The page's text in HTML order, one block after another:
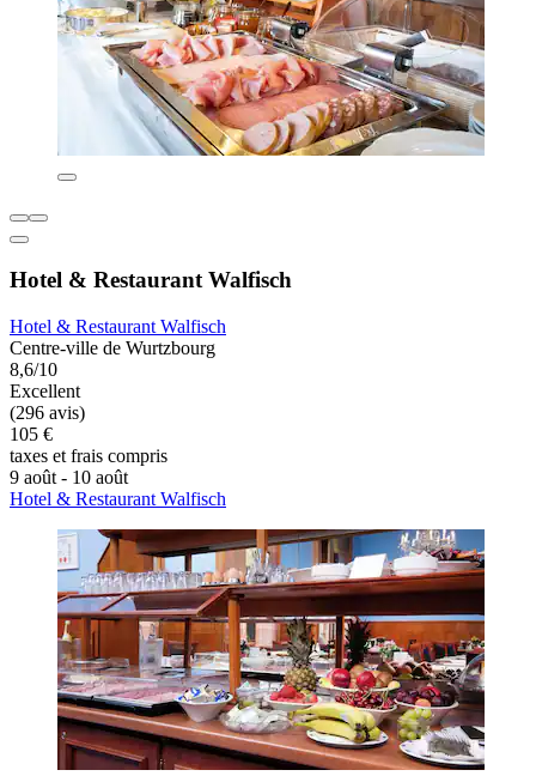
Hotel & Restaurant Walfisch
Hotel & Restaurant Walfisch
Centre-ville de Wurtzbourg
8,6/10
Excellent
(296 avis)
105 €
taxes et frais compris
9 août - 10 août
Hotel & Restaurant Walfisch